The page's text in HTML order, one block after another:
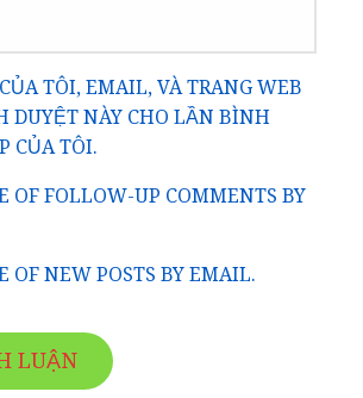
TÔI, EMAIL, VÀ TRANG WEB
DUYỆT NÀY CHO LẦN BÌNH
CỦA TÔI.
OF FOLLOW-UP COMMENTS BY
OF NEW POSTS BY EMAIL.